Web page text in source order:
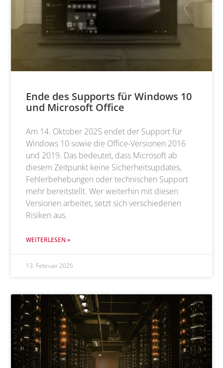
Ende des Supports für Windows 10
und Microsoft Office
Am 14. Oktober 2025 endet der Support für
Windows 10 sowie die Office-Versionen 2016
und 2019. Das bedeutet, dass Microsoft ab
diesem Zeitpunkt keine Sicherheitsupdates,
Fehlerbehebungen oder technischen Support
mehr bereitstellt. Wer weiterhin mit diesen
Versionen arbeitet, setzt sich verschiedenen
Risiken aus.
WEITERLESEN »
13. Februar 2025